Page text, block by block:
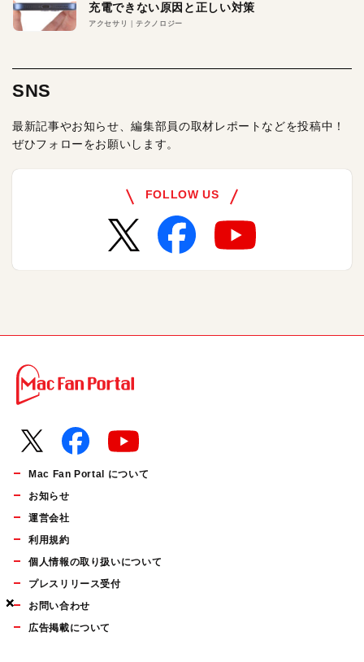
×
×
×
充電できない原因と正しい対策
アクセサリ テクノロジー
SNS
最新記事やお知らせ、編集部員の取材レポートなどを投稿中！
ぜひフォローをお願いします。
FOLLOW US
Mac Fan Portal について
お知らせ
運営会社
利用規約
個人情報の取り扱いについて
プレスリリース受付
お問い合わせ
広告掲載について